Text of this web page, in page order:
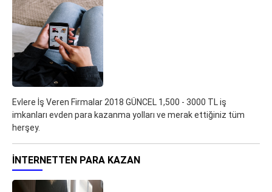
Evlere İş Veren Firmalar 2018 GÜNCEL 1,500 - 3000 TL iş
imkanları evden para kazanma yolları ve merak ettiğiniz tüm
herşey.
İNTERNETTEN PARA KAZAN